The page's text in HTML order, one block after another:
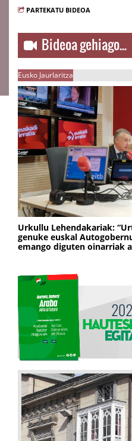
PARTEKATU BIDEOA
Bideoa gehiago...
Eusko Jaurlaritza
Urkullu Lehendakariak:
genuke euskal
emango diguten oinarriak